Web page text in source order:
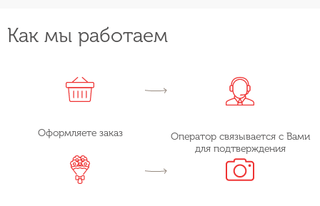
Как мы работаем
Оформляете заказ
Оператор связывается с Вами
для подтверждения